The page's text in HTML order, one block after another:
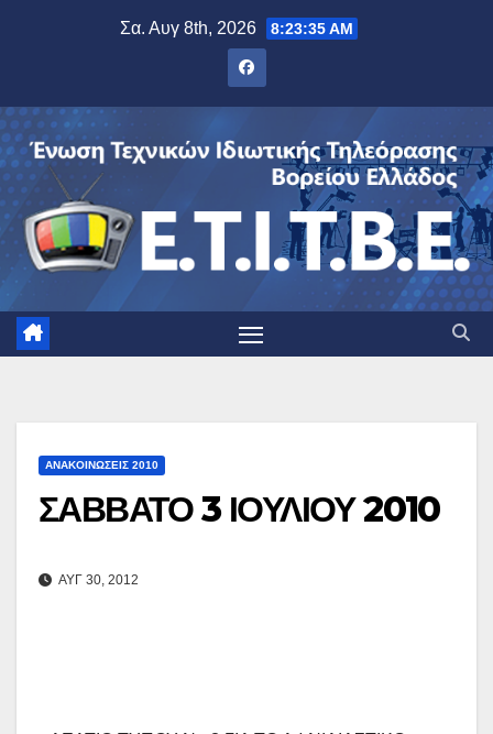
Σα. Αυγ 8th, 2026 8:23:36 AM
ΑΝΑΚΟΙΝΏΣΕΙΣ 2010
ΣΑΒΒΑΤΟ 3 ΙΟΥΛΙΟΥ 2010
ΑΥΓ 30, 2012